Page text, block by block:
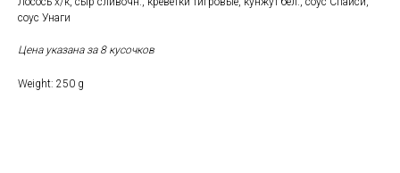
соус Унаги
Цена указана за 8 кусочков
Weight: 250 g